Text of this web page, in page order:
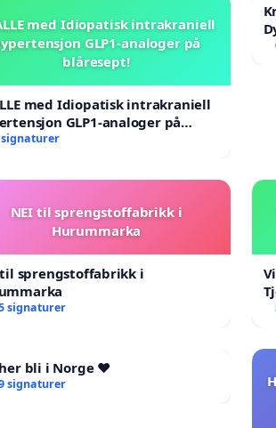
med Idiopatisk intrakraniell
GLP1-analoger på
blåresept!
med Idiopatisk intrakraniell
GLP1-analoger på
signaturer
NEI til sprengstoffabrikk i
Hurummarka
til sprengstoffabrikk i
signaturer
bli i Norge ❤️
signaturer